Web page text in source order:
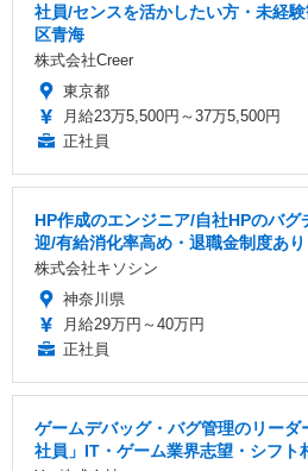
社員/センスを活かしたい方・未経
区青海
株式会社Creer
東京都
月給23万5,500円～37万5,500円
正社員
HP作成のエンジニア/自社HPのバ
迎/有給消化率高め・退職金制度あり
株式会社キソシン
神奈川県
月給29万円～40万円
正社員
ゲームデバッグ・バグ管理のリー
社員」IT・ゲーム業界志望・シフト